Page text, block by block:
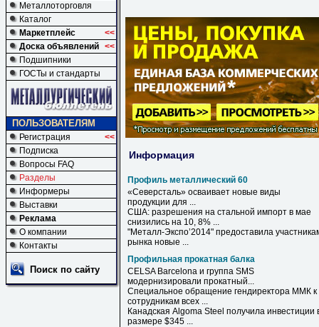
Металлоторговля
Каталог
Маркетплейс
<<
Доска объявлений <<
Подшипники
ГОСТы и стандарты
ПОЛЬЗОВАТЕЛЯМ
Регистрация
<<
Подписка
Вопросы FAQ
Разделы
Информеры
Выставки
Реклама
О компании
Контакты
Поиск по сайту
Информация
Профиль металлический 60
«Северсталь» осваивает новые виды
продукции для ...
США: разрешения на стальной импорт в мае
снизились на 10, 8% ...
"Металл-Экспо’2014" предоставила
рынка новые ...
Профильная прокатная балка
CELSA Barcelona и группа SMS
модернизировали прокатный...
Специальное обращение гендиректора ММК к
сотрудникам всех ...
Канадская Algoma Steel получила инвестиции
размере $345 ...